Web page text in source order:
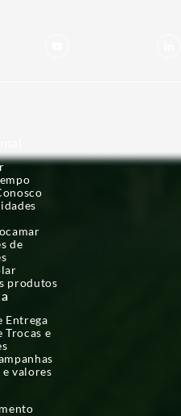
de
produtos
Entrega
Trocas e
e valores